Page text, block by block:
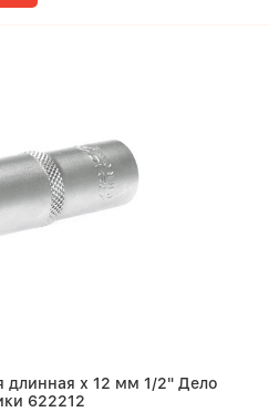
длинная х 12 мм 1/2" Дело
622212